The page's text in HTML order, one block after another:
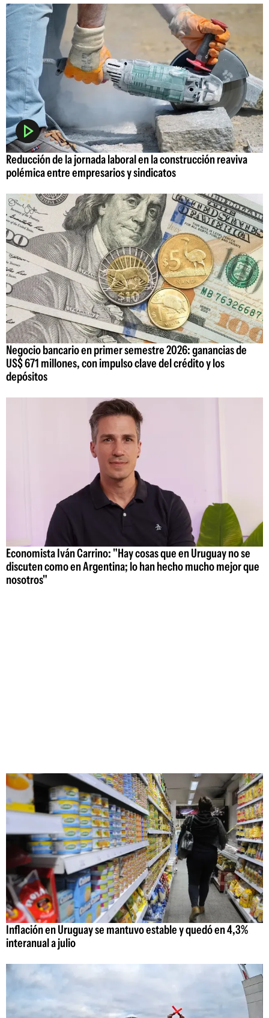
Reducción de la jornada laboral en la construcción reaviva
polémica entre empresarios y sindicatos
Negocio bancario en primer semestre 2026: ganancias de
US$ 671 millones, con impulso clave del crédito y los
depósitos
Economista Iván Carrino: "Hay cosas que en Uruguay no se
discuten como en Argentina; lo han hecho mucho mejor que
nosotros"
Inflación en Uruguay se mantuvo estable y quedó en 4,3%
interanual a julio